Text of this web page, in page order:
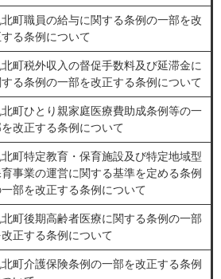
北町職員の給与に関する条例の一部を改
る条例について
北町税外収入の督促手数料及び延滞金に
する条例の一部を改正する条例について
北町ひとり親家庭医療費助成条例等の一
改正する条例について
北町特定教育・保育施設及び特定地域型
事業の運営に関する基準を定める条例
部を改正する条例について
北町後期高齢者医療に関する条例の一部
改正する条例について
北町介護保険条例の一部を改正する条例